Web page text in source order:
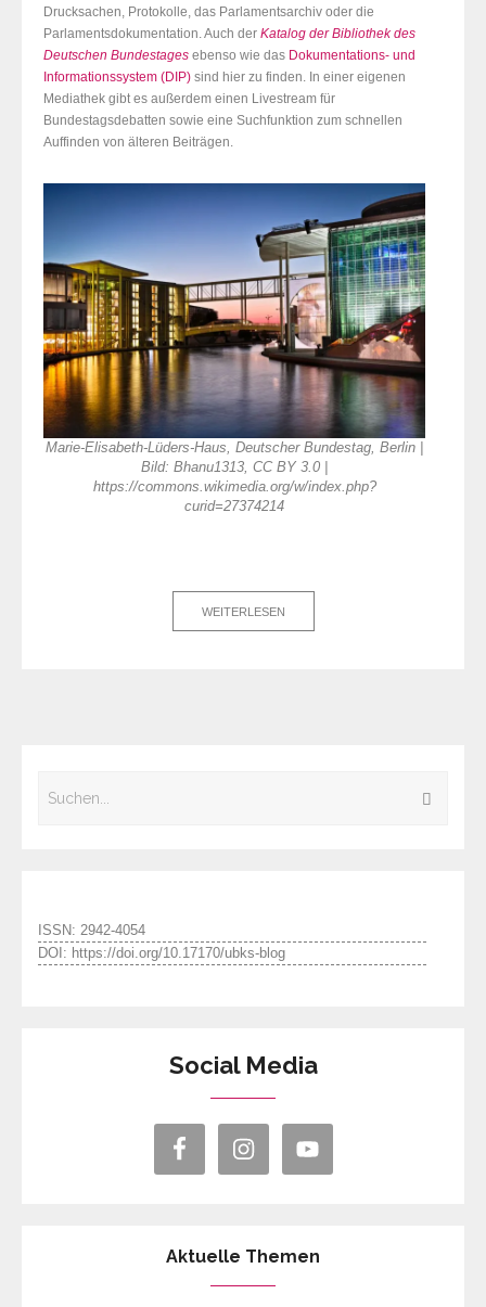
Drucksachen, Protokolle, das Parlamentsarchiv oder die
Parlamentsdokumentation. Auch der Katalog der Bibliothek des
Deutschen Bundestages ebenso wie das Dokumentations- und
Informationssystem (DIP) sind hier zu finden. In einer eigenen
Mediathek gibt es außerdem einen Livestream für
Bundestagsdebatten sowie eine Suchfunktion zum schnellen
Auffinden von älteren Beiträgen.
Marie-Elisabeth-Lüders-Haus, Deutscher Bundestag, Berlin |
Bild: Bhanu1313, CC BY 3.0 |
https://commons.wikimedia.org/w/index.php?
curid=27374214
WEITERLESEN
ISSN: 2942-4054
DOI: https://doi.org/10.17170/ubks-blog
Social Media
Aktuelle Themen